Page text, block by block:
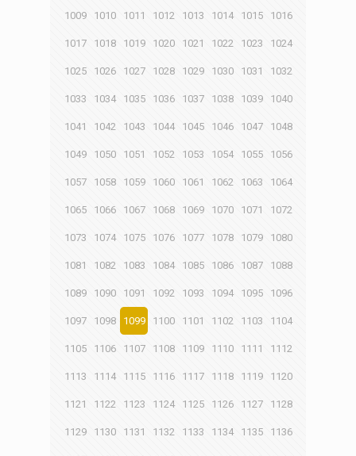
1009 1010 1011 1012 1013 1014 1015 1016
1017 1018 1019 1020 1021 1022 1023 1024
1025 1026 1027 1028 1029 1030 1031 1032
1033 1034 1035 1036 1037 1038 1039 1040
1041 1042 1043 1044 1045 1046 1047 1048
1049 1050 1051 1052 1053 1054 1055 1056
1057 1058 1059 1060 1061 1062 1063 1064
1065 1066 1067 1068 1069 1070 1071 1072
1073 1074 1075 1076 1077 1078 1079 1080
1081 1082 1083 1084 1085 1086 1087 1088
1089 1090 1091 1092 1093 1094 1095 1096
1097 1098 1099 1100 1101 1102 1103 1104
1105 1106 1107 1108 1109 1110 1111 1112
1113 1114 1115 1116 1117 1118 1119 1120
1121 1122 1123 1124 1125 1126 1127 1128
1129 1130 1131 1132 1133 1134 1135 1136